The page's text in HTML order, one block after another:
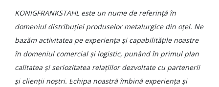
KONIGFRANKSTAHL este un nume de referință în
domeniul distribuției produselor metalurgice din oțel. Ne
bazăm activitatea pe experiența și capabilitățile noastre
în domeniul comercial și logistic, punând în primul plan
calitatea și seriozitatea relațiilor dezvoltate cu partenerii
și clienții noștri. Echipa noastră îmbină experiența și